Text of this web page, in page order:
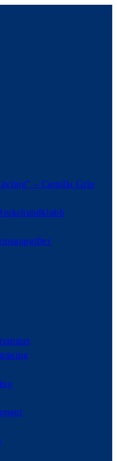
– Camilla Grip